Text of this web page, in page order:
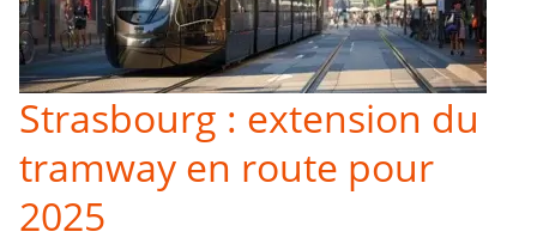
Strasbourg : extension du
tramway en route pour
2025